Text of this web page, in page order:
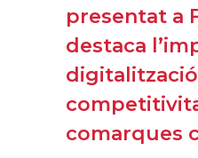
presentat a
destaca
comarques